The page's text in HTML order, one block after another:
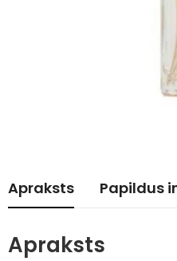
Apraksts Papildus
Apraksts